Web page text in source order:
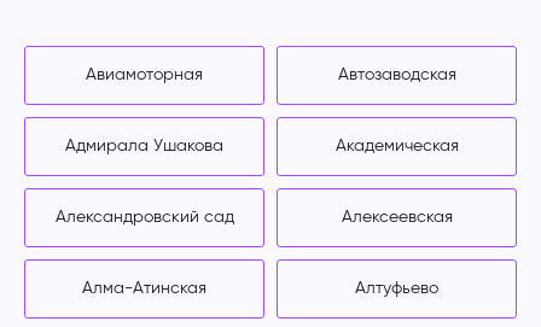
Авиамоторная Автозаводская
Адмирала Ушакова Академическая
Александровский сад Алексеевская
Алма-Атинская Алтуфьево